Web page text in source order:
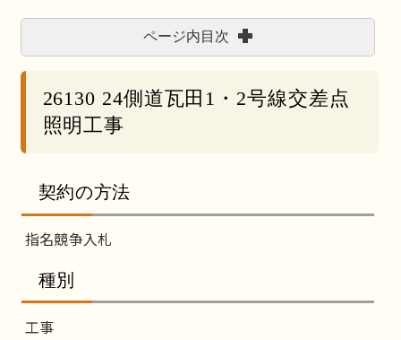
ページ内目次
26130 24側道瓦田1・2号線交差点
照明工事
契約の方法
指名競争入札
種別
工事